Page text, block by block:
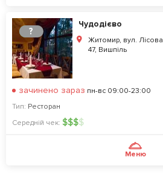
?
Чудодієво
Житомир, вул. Лiсова
47, Вишпіль
зачинено зараз пн-вс 09:00-23:00
Тип: Ресторан
Середній чек: $$$$
Меню